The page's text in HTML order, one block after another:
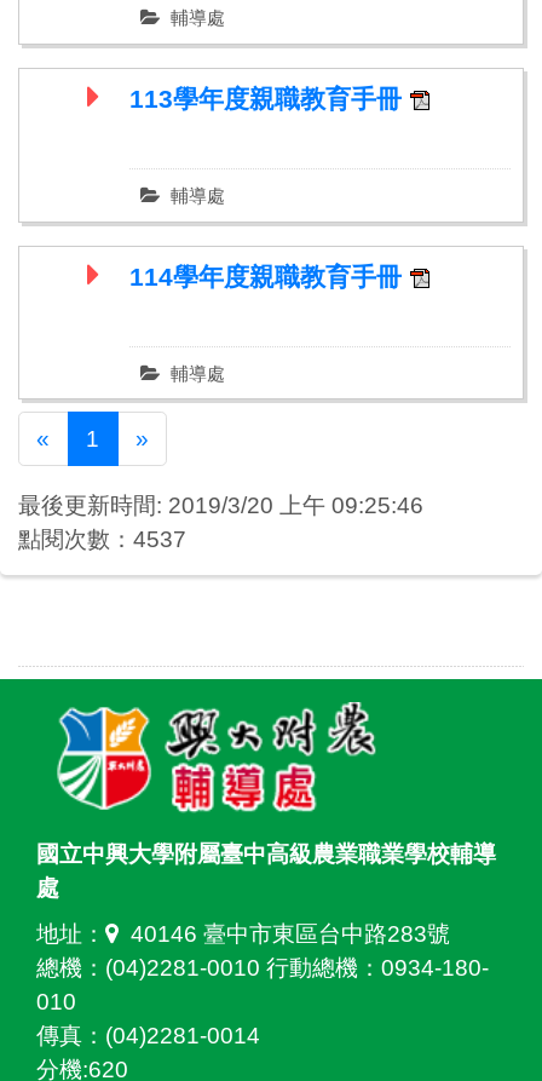
輔導處
113學年度親職教育手冊
輔導處
114學年度親職教育手冊
輔導處
« Previous
1 »Next
最後更新時間: 2019/3/20 上午 09:25:46
點閱次數：4537
國立中興大學附屬臺中高級農業職業學校輔導
處
地址：
40146 臺中市東區台中路283號
總機：(04)2281-0010 行動總機：0934-180-
010
傳真：(04)2281-0014
分機:620